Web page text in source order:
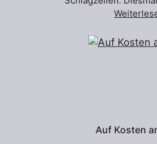
Auf Kosten